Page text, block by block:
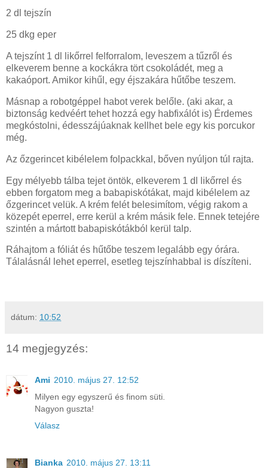
2 dl tejszín
25 dkg eper
A tejszínt 1 dl likőrrel felforralom, leveszem a tűzről és
elkeverem benne a kockákra tört csokoládét, meg a
kakaóport. Amikor kihűl, egy éjszakára hűtőbe teszem.
Másnap a robotgéppel habot verek belőle. (aki akar, a
biztonság kedvéért tehet hozzá egy habfixálót is) Érdemes
megkóstolni, édesszájúaknak kellhet bele egy kis porcukor
még.
Az őzgerincet kibélelem folpackkal, bőven nyúljon túl rajta.
Egy mélyebb tálba tejet öntök, elkeverem 1 dl likőrrel és
ebben forgatom meg a babapiskótákat, majd kibélelem az
őzgerincet velük. A krém felét belesimítom, végig rakom a
közepét eperrel, erre kerül a krém másik fele. Ennek tetejére
szintén a mártott babapiskótákból kerül talp.
Ráhajtom a fóliát és hűtőbe teszem legalább egy órára.
Tálalásnál lehet eperrel, esetleg tejszínhabbal is díszíteni.
dátum: 10:52
14 megjegyzés:
Ami 2010. május 27. 12:52
Milyen egy egyszerű és finom süti.
Nagyon guszta!
Válasz
Bianka 2010. május 27. 13:11